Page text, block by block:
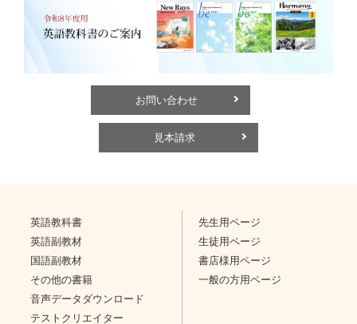
お問い合わせ
見本請求
英語教科書
英語副教材
国語副教材
その他の書籍
音声データダウンロード
テストクリエイター
先生用ページ
生徒用ページ
書店様用ページ
一般の方用ページ